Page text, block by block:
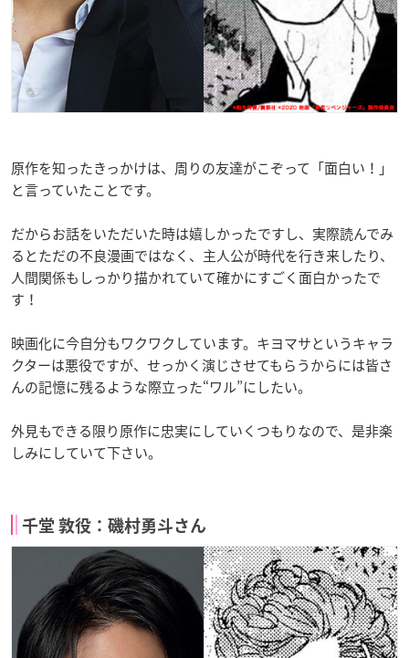
原作を知ったきっかけは、周りの友達がこぞって「面白い！」
と言っていたことです。
だからお話をいただいた時は嬉しかったですし、実際読んでみ
るとただの不良漫画ではなく、主人公が時代を行き来したり、
人間関係もしっかり描かれていて確かにすごく面白かったで
す！
映画化に今自分もワクワクしています。キヨマサというキャラ
クターは悪役ですが、せっかく演じさせてもらうからには皆さ
んの記憶に残るような際立った“ワル”にしたい。
外見もできる限り原作に忠実にしていくつもりなので、是非楽
しみにしていて下さい。
千堂 敦役：磯村勇斗さん